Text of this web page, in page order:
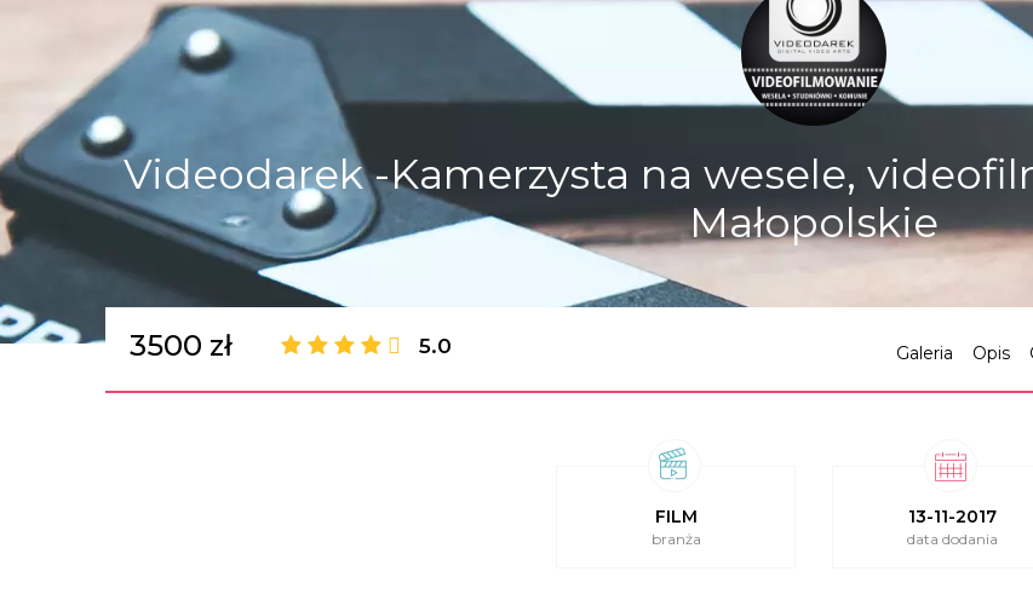
Videodarek -Kamerzysta na wesele,
Małopolskie
3500 zł 5.0 Galeria Opis
FILM
branża
13-11-2017
data dodania